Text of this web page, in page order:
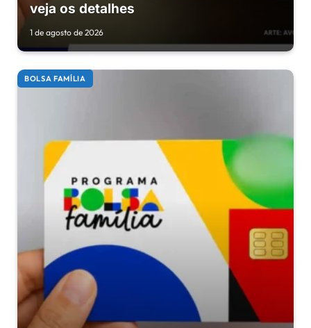
veja os detalhes
1 de agosto de 2026
BOLSA FAMÍLIA